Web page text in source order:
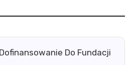
Do Fundacji